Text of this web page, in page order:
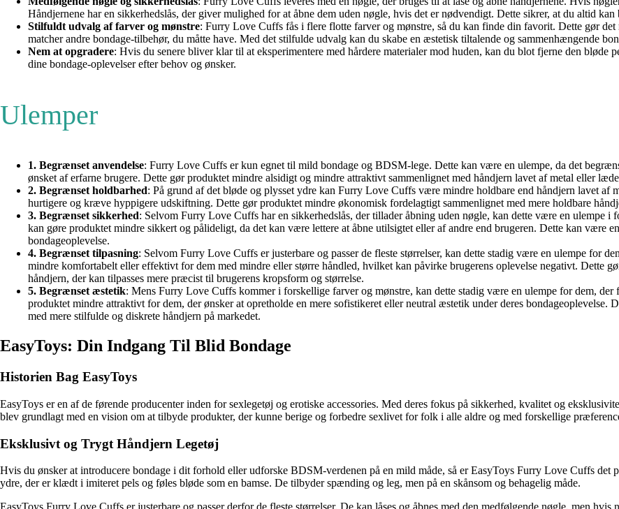
Håndjernene har en sikkerhedslås, der giver mulighed for at åbne dem uden nøgle, hvis det er nødvendigt. Dette sikrer, at du altid
Stilfuldt udvalg af farver og mønstre: Furry Love Cuffs fås i flere flotte farver og mønstre, så du kan finde din favorit. Dette gør
matcher andre bondage-tilbehør, du måtte have. Med det stilfulde udvalg kan du skabe en æstetisk tiltalende og sammenhængende
Nem at opgradere: Hvis du senere bliver klar til at eksperimentere med hårdere materialer mod huden, kan du blot fjerne den bløde
dine bondage-oplevelser efter behov og ønsker.
Ulemper
1. Begrænset anvendelse: Furry Love Cuffs er kun egnet til mild bondage og BDSM-lege. Dette kan være en ulempe, da det
ønsket af erfarne brugere. Dette gør produktet mindre alsidigt og mindre attraktivt sammenlignet med håndjern lavet af metal eller
2. Begrænset holdbarhed: På grund af det bløde og plysset ydre kan Furry Love Cuffs være mindre holdbare end håndjern lavet af
hurtigere og kræve hyppigere udskiftning. Dette gør produktet mindre økonomisk fordelagtigt sammenlignet med mere holdbare
3. Begrænset sikkerhed: Selvom Furry Love Cuffs har en sikkerhedslås, der tillader åbning uden nøgle, kan dette være en ulempe
kan gøre produktet mindre sikkert og pålideligt, da det kan være lettere at åbne utilsigtet eller af andre end brugeren. Dette kan være
bondageoplevelse.
4. Begrænset tilpasning: Selvom Furry Love Cuffs er justerbare og passer de fleste størrelser, kan dette stadig være en ulempe for
mindre komfortabelt eller effektivt for dem med mindre eller større håndled, hvilket kan påvirke brugerens oplevelse negativt. Dette
håndjern, der kan tilpasses mere præcist til brugerens kropsform og størrelse.
5. Begrænset æstetik: Mens Furry Love Cuffs kommer i forskellige farver og mønstre, kan dette stadig være en ulempe for dem,
produktet mindre attraktivt for dem, der ønsker at opretholde en mere sofistikeret eller neutral æstetik under deres
med mere stilfulde og diskrete håndjern på markedet.
EasyToys: Din Indgang Til Blid Bondage
Historien Bag EasyToys
EasyToys er en af de førende producenter inden for sexlegetøj og erotiske accessories. Med deres fokus på sikkerhed, kvalitet og
blev grundlagt med en vision om at tilbyde produkter, der kunne berige og forbedre sexlivet for folk i alle aldre og med forskellige
Eksklusivt og Trygt Håndjern Legetøj
Hvis du ønsker at introducere bondage i dit forhold eller udforske BDSM-verdenen på en mild måde, så er EasyToys Furry Love Cuffs
ydre, der er klædt i imiteret pels og føles bløde som en bamse. De tilbyder spænding og leg, men på en skånsom og behagelig måde.